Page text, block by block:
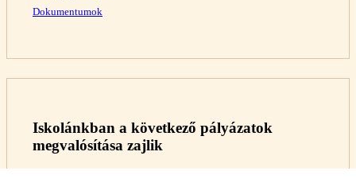
Dokumentumok
Iskolánkban a következő pályázatok
megvalósítása zajlik